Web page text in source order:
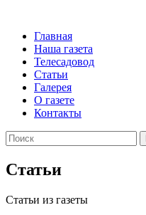
Главная
Наша газета
Телесадовод
Статьи
Галерея
О газете
Контакты
Статьи
Статьи из газеты